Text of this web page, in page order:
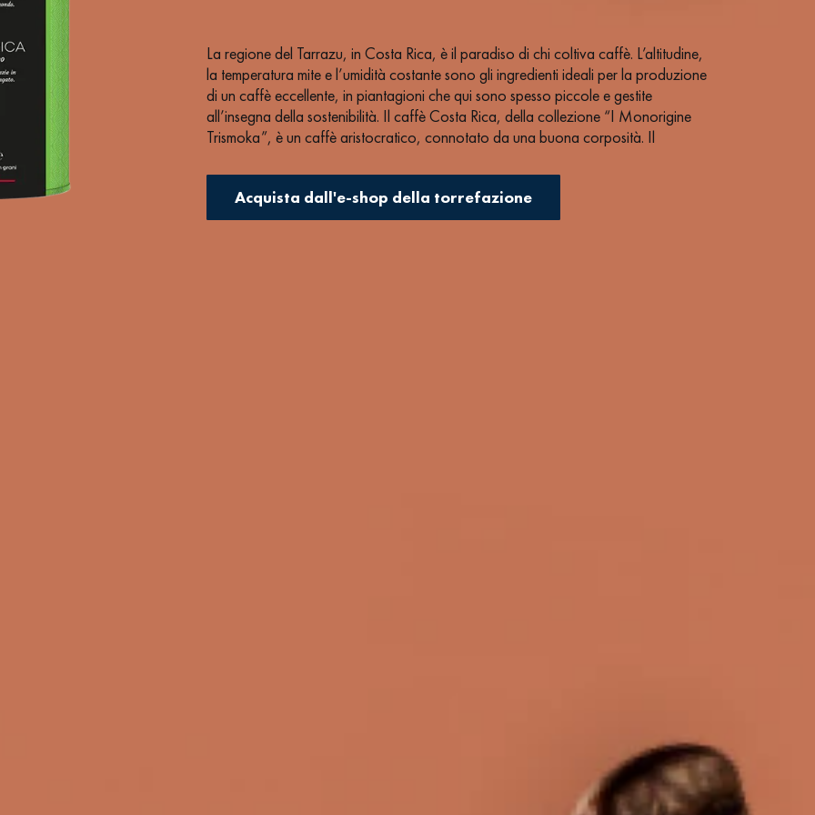
La regione del Tarrazu, in Costa Rica, è il paradiso di chi coltiva caffè. L’altitudine,
la temperatura mite e l’umidità costante sono gli ingredienti ideali per la produzione
di un caffè eccellente, in piantagioni che qui sono spesso piccole e gestite
all’insegna della sostenibilità. Il caffè Costa Rica, della collezione “I Monorigine
Trismoka”, è un caffè aristocratico, connotato da una buona corposità. Il
Fine acidità, che esprime note di agrumi amabili.
Certificazioni: Fairtrade
Acquista dall'e-shop della torrefazione